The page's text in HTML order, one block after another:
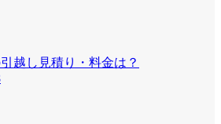
越し見積り・料金は？